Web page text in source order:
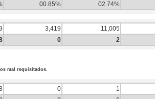
00.85% 02.74%
3,419 11,005
0 2
mal requisitados.
0 1